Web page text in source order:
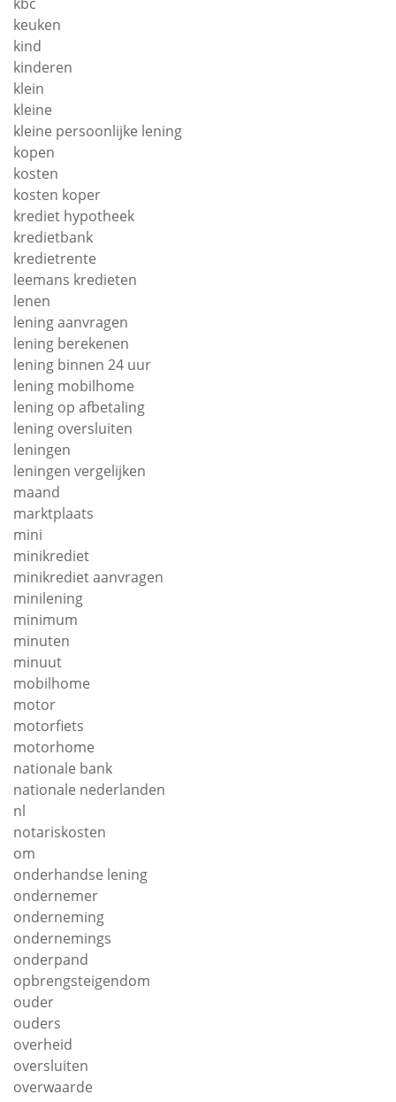
keuken
kind
kinderen
klein
kleine
kleine persoonlijke lening
kopen
kosten
kosten koper
krediet hypotheek
kredietbank
kredietrente
leemans kredieten
lenen
lening aanvragen
lening berekenen
lening binnen 24 uur
lening mobilhome
lening op afbetaling
lening oversluiten
leningen
leningen vergelijken
maand
marktplaats
mini
minikrediet
minikrediet aanvragen
minilening
minimum
minuten
minuut
mobilhome
motor
motorfiets
motorhome
nationale bank
nationale nederlanden
nl
notariskosten
om
onderhandse lening
ondernemer
onderneming
ondernemings
onderpand
opbrengsteigendom
ouder
ouders
overheid
oversluiten
overwaarde